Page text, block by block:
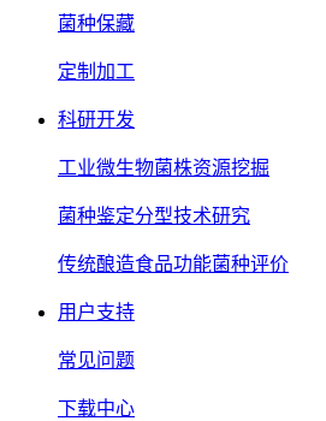
菌种保藏
定制加工
科研开发
工业微生物菌株资源挖掘
菌种鉴定分型技术研究
传统酿造食品功能菌种评价
用户支持
常见问题
下载中心